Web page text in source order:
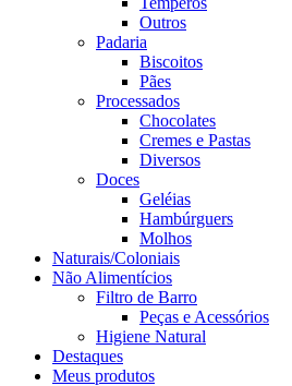
Outros
Padaria
Biscoitos
Pães
Processados
Chocolates
Cremes e Pastas
Diversos
Doces
Geléias
Hambúrguers
Molhos
Naturais/Coloniais
Não Alimentícios
Filtro de Barro
Peças e Acessórios
Higiene Natural
Destaques
Meus produtos